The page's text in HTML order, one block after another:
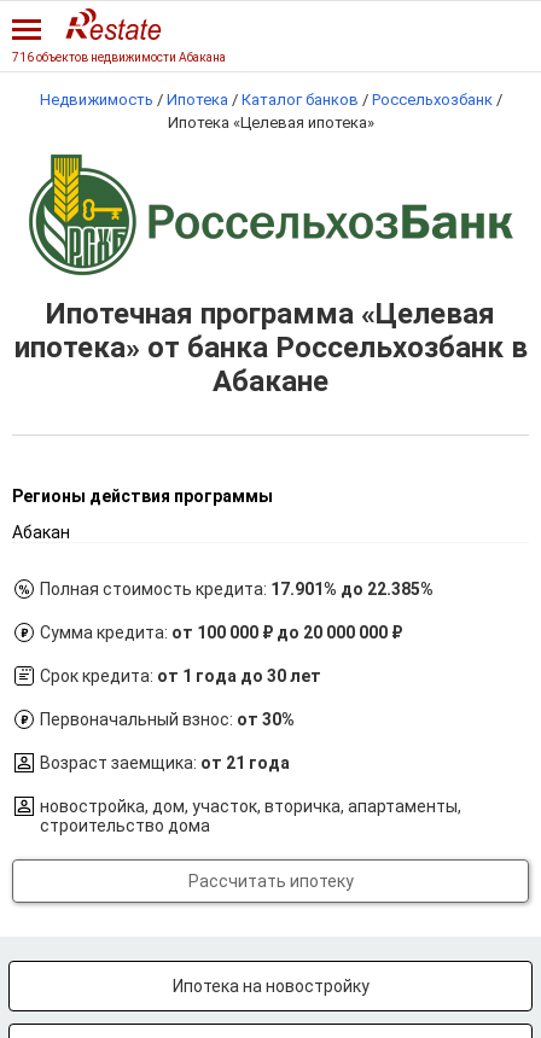
716 объектов недвижимости Абакана
Недвижимость / Ипотека / Каталог банков / Россельхозбанк /
Ипотека «Целевая ипотека»
Ипотечная программа «Целевая
ипотека» от банка Россельхозбанк в
Абакане
Регионы действия программы
Абакан
Полная стоимость кредита: 17.901% до 22.385%
Сумма кредита: от 100 000 ₽ до 20 000 000 ₽
Срок кредита: от 1 года до 30 лет
Первоначальный взнос: от 30%
Возраст заемщика: от 21 года
новостройка, дом, участок, вторичка, апартаменты,
строительство дома
Рассчитать ипотеку
Ипотека на новостройку